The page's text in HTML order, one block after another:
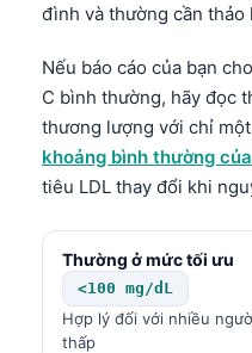
đình và thường cần thảo
Nếu báo cáo của bạn
C bình thường, hãy đọc
thương lượng với chỉ
khoảng bình thường
tiêu LDL thay đổi khi
Thường ở mức tối ưu
<100 mg/dL
Hợp lý đối với nhiều
thấp